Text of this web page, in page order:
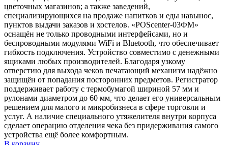
цветочных магазинов; а также заведений,
специализирующихся на продаже напитков и еды навынос,
пунктов выдачи заказов и хостелов. «POScenter-03ФМ»
оснащён не только проводными интерфейсами, но и
беспроводными модулями WiFi и Bluetooth, что обеспечивает
гибкость подключения. Устройство совместимо с денежными
ящиками любых производителей. Благодаря узкому
отверстию для выхода чеков печатающий механизм надёжно
защищён от попадания посторонних предметов. Регистратор
поддерживает работу с термобумагой шириной 57 мм и
рулонами диаметром до 60 мм, что делает его универсальным
решением для малого и микробизнеса в сфере торговли и
услуг. А наличие специального утяжелителя внутри корпуса
сделает операцию отделения чека без придерживания самого
устройства ещё более комфортным.